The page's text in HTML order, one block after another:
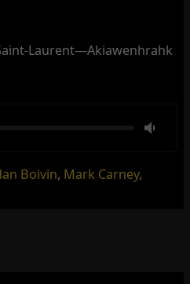
Laurent—Akiawenhrahk
Boivin, Mark Carney,